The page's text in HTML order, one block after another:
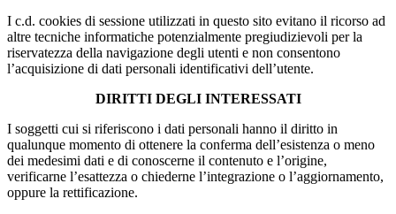
I c.d. cookies di sessione utilizzati in questo sito evitano il ricorso ad
altre tecniche informatiche potenzialmente pregiudizievoli per la
riservatezza della navigazione degli utenti e non consentono
l’acquisizione di dati personali identificativi dell’utente.
DIRITTI DEGLI INTERESSATI
I soggetti cui si riferiscono i dati personali hanno il diritto in
qualunque momento di ottenere la conferma dell’esistenza o meno
dei medesimi dati e di conoscerne il contenuto e l’origine,
verificarne l’esattezza o chiederne l’integrazione o l’aggiornamento,
oppure la rettificazione.